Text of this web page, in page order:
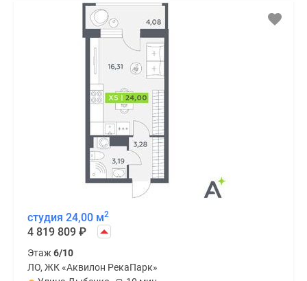
студия 24,00 м2
4 819 809 ₽
Этаж6/10
ЛО, ЖК «Аквилон РекаПарк»